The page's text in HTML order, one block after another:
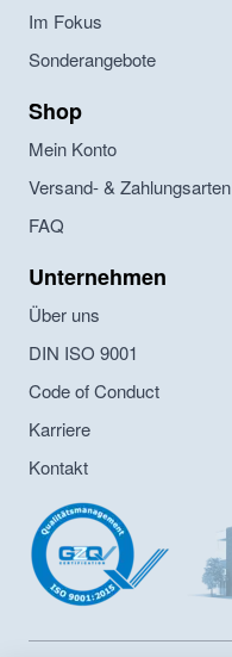
Im Fokus
Sonderangebote
Shop
Mein Konto
Versand- & Zahlungsarten
FAQ
Unternehmen
Über uns
DIN ISO 9001
Code of Conduct
Karriere
Kontakt